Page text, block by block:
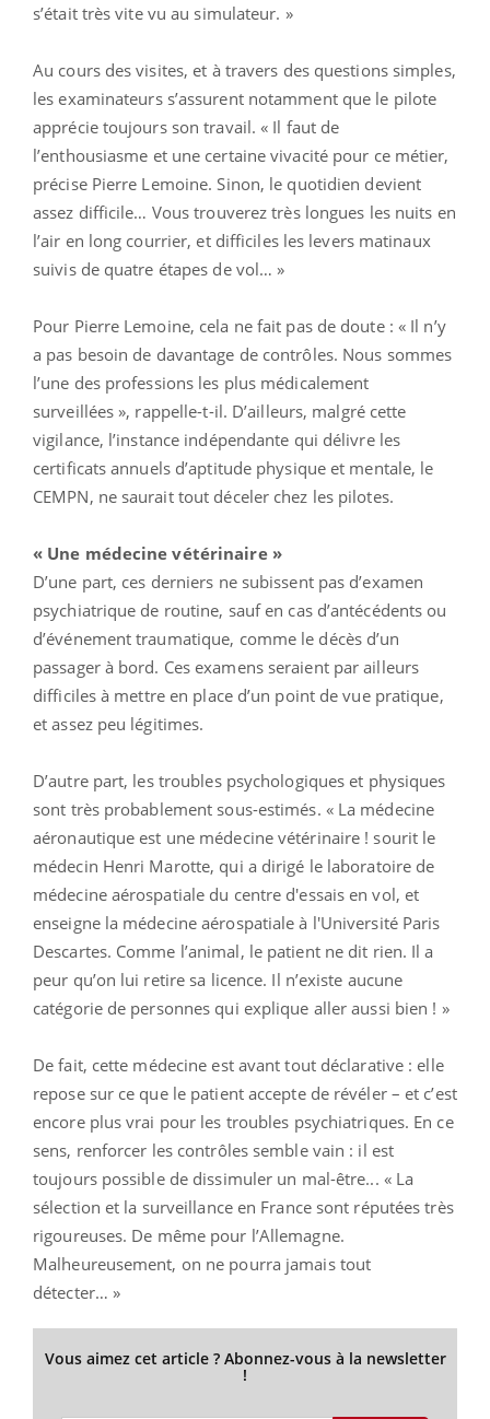
s’était très vite vu au simulateur. »
Au cours des visites, et à travers des questions simples,
les examinateurs s’assurent notamment que le pilote
apprécie toujours son travail. « Il faut de
l’enthousiasme et une certaine vivacité pour ce métier,
précise Pierre Lemoine. Sinon, le quotidien devient
assez difficile… Vous trouverez très longues les nuits en
l’air en long courrier, et difficiles les levers matinaux
suivis de quatre étapes de vol… »
Pour Pierre Lemoine, cela ne fait pas de doute : « Il n’y
a pas besoin de davantage de contrôles. Nous sommes
l’une des professions les plus médicalement
surveillées », rappelle-t-il. D’ailleurs, malgré cette
vigilance, l’instance indépendante qui délivre les
certificats annuels d’aptitude physique et mentale, le
CEMPN, ne saurait tout déceler chez les pilotes.
« Une médecine vétérinaire »
D’une part, ces derniers ne subissent pas d’examen
psychiatrique de routine, sauf en cas d’antécédents ou
d’événement traumatique, comme le décès d’un
passager à bord. Ces examens seraient par ailleurs
difficiles à mettre en place d’un point de vue pratique,
et assez peu légitimes.
D’autre part, les troubles psychologiques et physiques
sont très probablement sous-estimés. « La médecine
aéronautique est une médecine vétérinaire ! sourit le
médecin Henri Marotte, qui a dirigé le laboratoire de
médecine aérospatiale du centre d'essais en vol, et
enseigne la médecine aérospatiale à l'Université Paris
Descartes. Comme l’animal, le patient ne dit rien. Il a
peur qu’on lui retire sa licence. Il n’existe aucune
catégorie de personnes qui explique aller aussi bien ! »
De fait, cette médecine est avant tout déclarative : elle
repose sur ce que le patient accepte de révéler – et c’est
encore plus vrai pour les troubles psychiatriques. En ce
sens, renforcer les contrôles semble vain : il est
toujours possible de dissimuler un mal-être... « La
sélection et la surveillance en France sont réputées très
rigoureuses. De même pour l’Allemagne.
Malheureusement, on ne pourra jamais tout
détecter… »
Vous aimez cet article ? Abonnez-vous à la newsletter
!